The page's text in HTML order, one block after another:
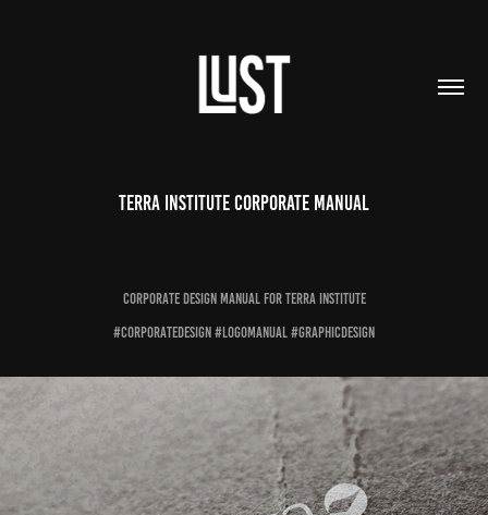
TERRA INSTITUTE CORPORATE MANUAL
CORPORATE DESIGN MANUAL FOR TERRA INSTITUTE
#CORPORATEDESIGN #LOGOMANUAL #GRAPHICDESIGN